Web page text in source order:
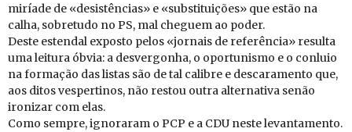
miríade de «desistências» e «substituições» que estão na
calha, sobretudo no PS, mal cheguem ao poder.
Deste estendal exposto pelos «jornais de referência» resulta
uma leitura óbvia: a desvergonha, o oportunismo e o conluio
na formação das listas são de tal calibre e descaramento que,
aos ditos vespertinos, não restou outra alternativa senão
ironizar com elas.
Como sempre, ignoraram o PCP e a CDU neste levantamento.